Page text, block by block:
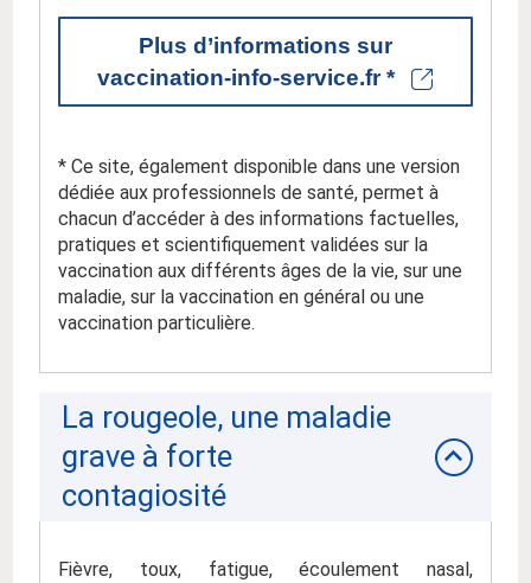
Plus d’informations sur
vaccination-info-service.fr *
* Ce site, également disponible dans une version
dédiée aux professionnels de santé, permet à
chacun d’accéder à des informations factuelles,
pratiques et scientifiquement validées sur la
vaccination aux différents âges de la vie, sur une
maladie, sur la vaccination en général ou une
vaccination particulière.
La rougeole, une maladie
grave à forte
contagiosité
Fièvre, toux, fatigue, écoulement nasal,